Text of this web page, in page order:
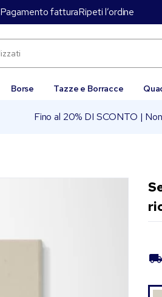
Pagamento fatturaRipeti l’ordine
Borse Tazze e Borracce
Fino al 20% DI SCONTO |